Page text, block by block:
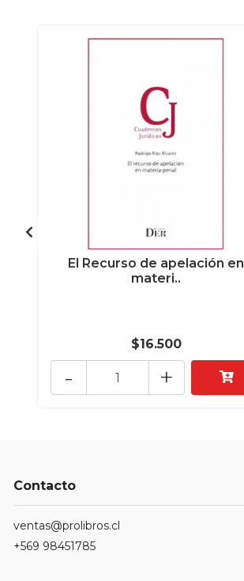
El Recurso de apelación en
materi..
$16.500
+
-
Contacto
ventas@prolibros.cl
+569 98451785